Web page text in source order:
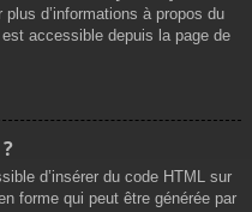
d’informations à propos du
accessible depuis la page de
d’insérer du code HTML sur
forme qui peut être générée par